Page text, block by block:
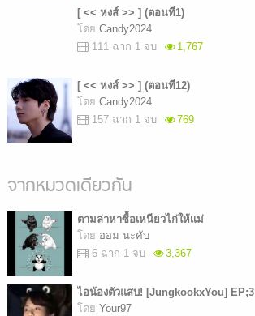
[ << หงส์ >> ] (ตอนที1)
โดย Candy2024
111 ฉาก 1 จบ
1,767
[ << หงส์ >> ] (ตอนที12)
โดย Candy2024
157 ฉาก 1 จบ
769
จากหมวดเดียวกัน
ตามล่าหาซื้อเหนียวไก่ให้เเม่
โดย ออม นะคับ
6 ฉาก 1 จบ
3,367
ไอน้องตัวแสบ! [JungkookxYou] EP;3
โดย Your97